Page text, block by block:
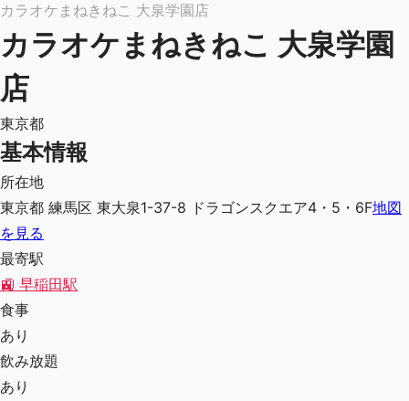
カラオケまねきねこ 大泉学園店
カラオケまねきねこ 大泉学園
店
東京都
基本情報
所在地
東京都 練馬区 東大泉1-37-8 ドラゴンスクエア4・5・6F地図
を見る
最寄駅
🚉 早稲田駅
食事
あり
飲み放題
あり